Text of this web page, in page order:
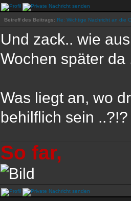
Betreff des Beitrags: Re: Wichtige Nachricht an die
Und zack.. wie
Wochen später
Was liegt an, wo
behilflich sein ..?!?
So far,